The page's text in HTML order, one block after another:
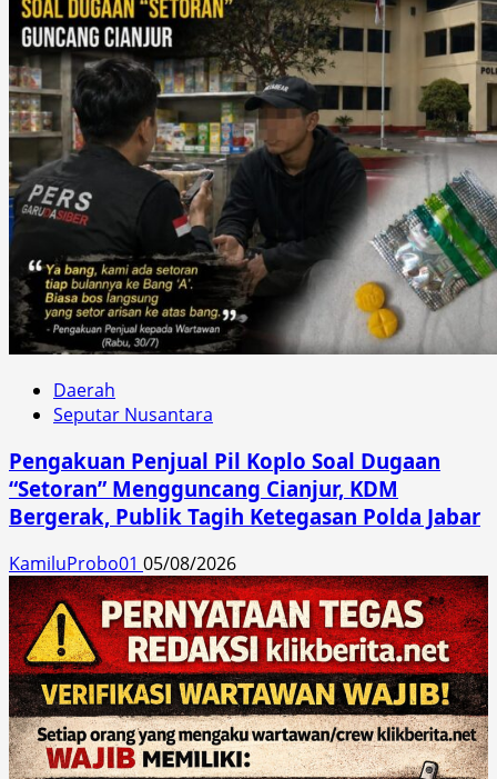
Daerah
Seputar Nusantara
Pengakuan Penjual Pil Koplo Soal Dugaan
“Setoran” Mengguncang Cianjur, KDM
Bergerak, Publik Tagih Ketegasan Polda Jabar
KamiluProbo01 05/08/2026